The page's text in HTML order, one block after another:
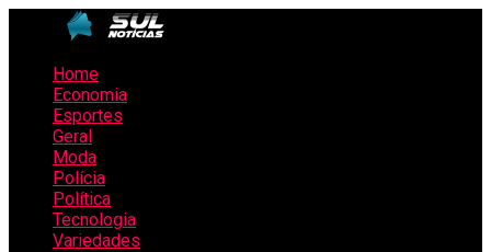
Home
Economia
Esportes
Geral
Moda
Polícia
Política
Tecnologia
Variedades